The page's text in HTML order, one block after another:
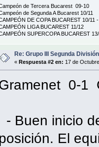
de Tercera Bucarest 09-10
de Segunda A Bucarest 10/11
DE COPA BUCAREST 10/11
LIGA BUCAREST 11/12
SUPERCOPA BUCAREST
Re: Grupo III Segunda
« Respuesta #2 en: 17 de
0-1
- Buen inicio
El